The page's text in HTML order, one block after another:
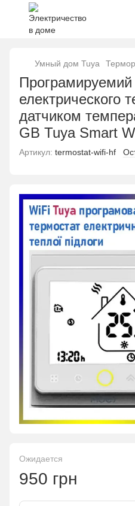
Умный дом Tuya
Програмируемий
електрического
датчиком
GB Tuya Smart
Артикул: termostat-wifi-hf
Ожидается
950 грн